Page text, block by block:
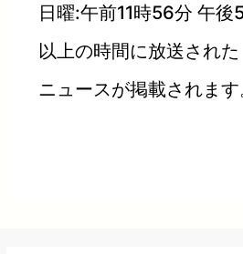
日曜:午前11時56分 午後
以上の時間に放送された
ニュースが掲載されます